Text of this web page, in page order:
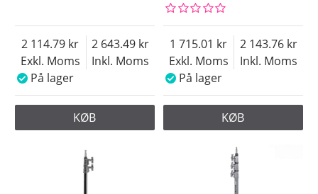
Exkl. Moms
2 114.79
Inkl. Moms
2 643.49
På lager
KØB
Exkl. Moms
1 715.01
Inkl. Moms
2 143.76
På lager
KØB